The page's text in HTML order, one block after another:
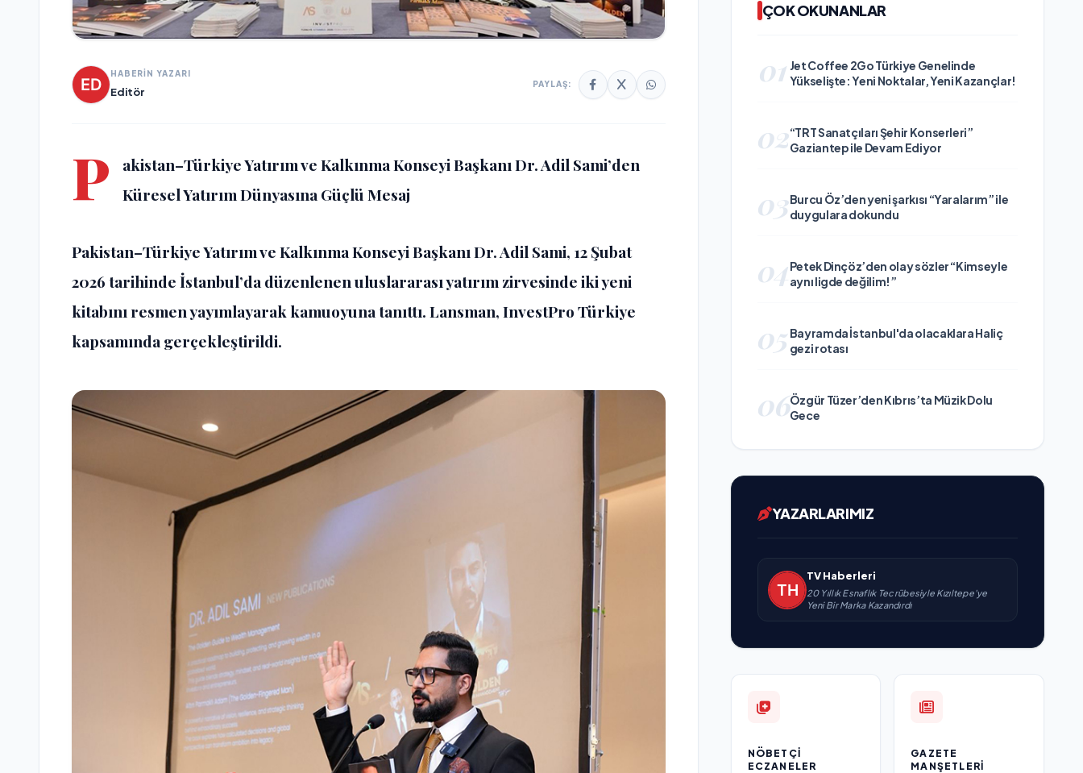
HABERİN YAZARI
Editör
PAYLAŞ:
P
akistan–Türkiye Yatırım ve Kalkınma Konseyi Başkanı Dr. Adil Sami’den
Küresel Yatırım Dünyasına Güçlü Mesaj
Pakistan–Türkiye Yatırım ve Kalkınma Konseyi Başkanı Dr. Adil Sami, 12 Şubat
2026 tarihinde İstanbul’da düzenlenen uluslararası yatırım zirvesinde iki yeni
kitabını resmen yayımlayarak kamuoyuna tanıttı. Lansman, InvestPro Türkiye
kapsamında gerçekleştirildi.
ÇOK OKUNANLAR
01 Jet Coffee 2Go Türkiye Genelinde
Yükselişte: Yeni Noktalar, Yeni Kazançlar!
02“TRT Sanatçıları Şehir Konserleri”
Gaziantep ile Devam Ediyor
03Burcu Öz’den yeni şarkısı “Yaralarım” ile
duygulara dokundu
04Petek Dinçöz’den olay sözler “Kimseyle
aynı ligde değilim!”
05 Bayramda İstanbul'da olacaklara Haliç
gezi rotası
06Özgür Tüzer’den Kıbrıs’ta Müzik Dolu
Gece
YAZARLARIMIZ
TV Haberleri
20 Yıllık Esnaflık Tecrübesiyle Kızıltepe'ye
Yeni Bir Marka Kazandırdı
NÖBETÇI
ECZANELER
GAZETE
MANŞETLERI